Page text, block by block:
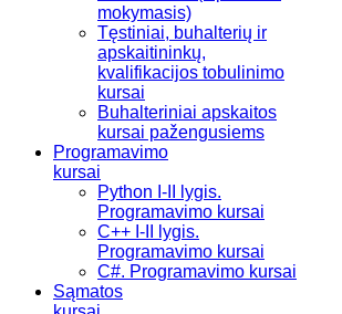
mokymasis)
Tęstiniai, buhalterių ir
apskaitininkų,
kvalifikacijos tobulinimo
kursai
Buhalteriniai apskaitos
kursai pažengusiems
Programavimo
kursai
Python I-II lygis.
Programavimo kursai
C++ I-II lygis.
Programavimo kursai
C#. Programavimo kursai
Sąmatos